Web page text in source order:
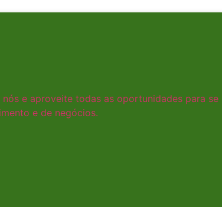
e aproveite todas as oportunidades para se
e de negócios.